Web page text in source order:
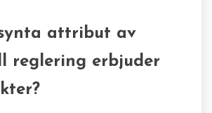
inom sport motivation
bland anställda. Genom att
metoder odlar man en
och driver framgång.